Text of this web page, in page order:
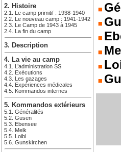
2. Histoire
2.1. Le camp primitif : 1938-1940
2.2. Le nouveau camp : 1941-1942
2.3. Le Camp de 1943 à 1945
2.4. La fin du camp
3. Description
4. La vie au camp
4.1. L’administration SS
4.2. Exécutions
4.3. Les gazages
4.4. Expériences médicales
4.5. Kommandos internes
5. Kommandos extérieurs
5.1. Généralités
5.2. Gusen
5.3. Ebensee
5.4. Melk
5.5. Loibl
5.6. Gunskirchen